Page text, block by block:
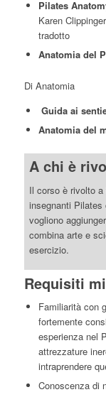
Pilates
Karen
tradotto
Anatomia del
Di Anatomia
Guida ai
Anatomia del
A chi è
Il corso è rivolto
insegnanti
vogliono
combina arte e
esercizio.
Requisiti
Familiarità con
fortemente
esperienza nel
attrezzature
intraprendere
Conoscenza di